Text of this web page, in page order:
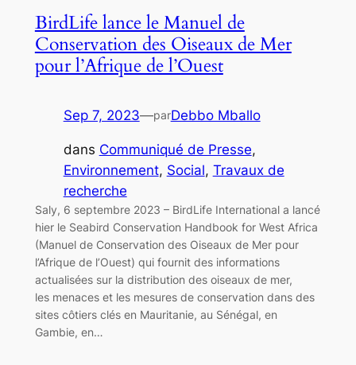
BirdLife lance le Manuel de
Conservation des Oiseaux de Mer
pour l’Afrique de l’Ouest
Sep 7, 2023—parDebbo Mballo
dans Communiqué de Presse
Environnement, Social, Travaux de
recherche
Saly, 6 septembre 2023 – BirdLife International a lancé
hier le Seabird Conservation Handbook for West Africa
(Manuel de Conservation des Oiseaux de Mer pour
l’Afrique de l’Ouest) qui fournit des informations
actualisées sur la distribution des oiseaux de mer,
les menaces et les mesures de conservation dans des
sites côtiers clés en Mauritanie, au Sénégal, en
Gambie, en…